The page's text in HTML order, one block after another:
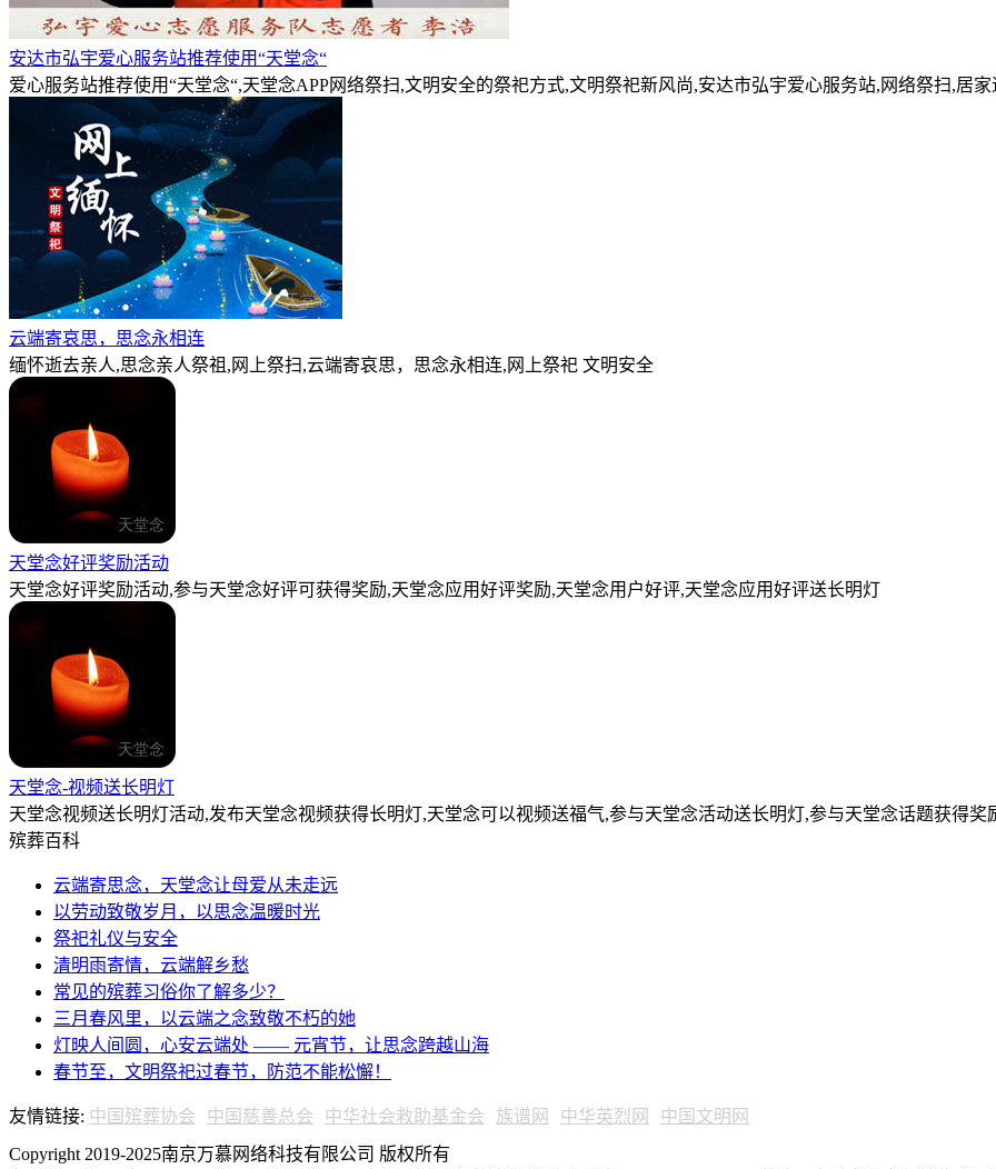
安达市弘宇爱心服务站推荐使用“天堂念“
爱心服务站推荐使用“天堂念“,天堂念APP网络祭扫,文明安全的祭祀方式,文明祭祀新风尚,安达市弘宇爱心服务站,网络祭扫,居
云端寄哀思，思念永相连
缅怀逝去亲人,思念亲人祭祖,网上祭扫,云端寄哀思，思念永相连,网上祭祀 文明安全
天堂念好评奖励活动
天堂念好评奖励活动,参与天堂念好评可获得奖励,天堂念应用好评奖励,天堂念用户好评,天堂念应用好评送长明灯
天堂念-视频送长明灯
天堂念视频送长明灯活动,发布天堂念视频获得长明灯,天堂念可以视频送福气,参与天堂念活动送长明灯,参与天堂念话题获得奖
殡葬百科
云端寄思念，天堂念让母爱从未走远
以劳动致敬岁月，以思念温暖时光
祭祀礼仪与安全
清明雨寄情，云端解乡愁
常见的殡葬习俗你了解多少？
三月春风里，以云端之念致敬不朽的她
灯映人间圆，心安云端处 —— 元宵节，让思念跨越山海
春节至，文明祭祀过春节，防范不能松懈！
友情链接: 中国殡葬协会 中国慈善总会 中华社会救助基金会 族谱网 中华英烈网
中国文明网
Copyright 2019-2025南京万慕网络科技有限公司 版权所有